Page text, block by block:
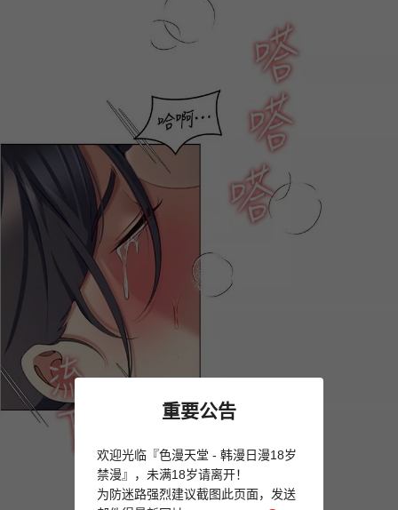
重要公告
欢迎光临『色漫天堂 - 韩漫日漫18岁
禁漫』，未满18岁请离开！
为防迷路强烈建议截图此页面，发送